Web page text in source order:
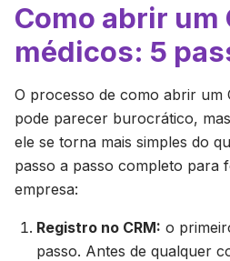
Como abrir um
médicos: 5
O processo de como abrir um
pode parecer burocrático,
ele se torna mais simples do
passo a passo completo para
empresa:
Registro no CRM: o
passo. Antes de qualquer